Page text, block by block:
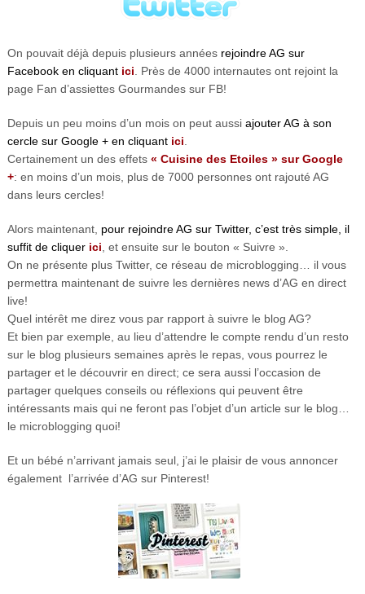
On pouvait déjà depuis plusieurs années rejoindre AG sur
Facebook en cliquant ici . Près de 4000 internautes ont rejoint la
page Fan d’assiettes Gourmandes sur FB!
Depuis un peu moins d’un mois on peut aussi ajouter AG à son
cercle sur Google + en cliquant ici
Certainement un des effets « Cuisine des Etoiles » sur Google
+: en moins d’un mois, plus de 7000 personnes ont rajouté AG
dans leurs cercles!
Alors maintenant, pour rejoindre AG sur Twitter, c’est très simple, il
suffit de cliquer ici , et ensuite sur le bouton « Suivre ».
On ne présente plus Twitter, ce réseau de microblogging… il vous
permettra maintenant de suivre les dernières news d’AG en direct
live!
Quel intérêt me direz vous par rapport à suivre le blog AG?
Et bien par exemple, au lieu d’attendre le compte rendu d’un resto
sur le blog plusieurs semaines après le repas, vous pourrez le
partager et le découvrir en direct; ce sera aussi l’occasion de
partager quelques conseils ou réflexions qui peuvent être
intéressants mais qui ne feront pas l’objet d’un article sur le blog…
le microblogging quoi!
Et un bébé n’arrivant jamais seul, j’ai le plaisir de vous annoncer
également l’arrivée d’AG sur Pinterest!